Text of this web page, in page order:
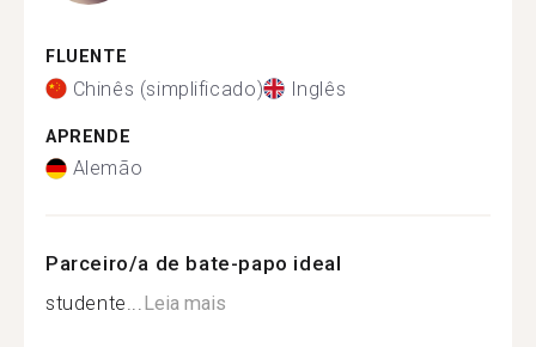
FLUENTE
Chinês (simplificado) Inglês
APRENDE
Alemão
Parceiro/a de bate-papo ideal
studente...Leia mais